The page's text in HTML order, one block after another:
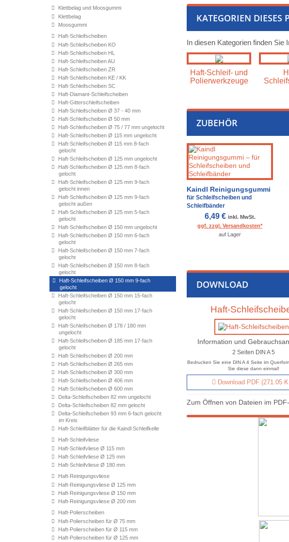
Klettbelag und Moosgummi
Klettbelag
Moosgummi
Haft-Schleifscheiben
Haft-Schleifscheiben KO
Haft-Schleifscheiben HL
Haft-Schleifscheiben AU
Haft-Schleifscheiben ZR
Haft-Schleifscheiben KE / KK
Haft-Schleifscheiben SC
Haft-Diamant-Schleifscheiben
Haft-Gitterschleifscheiben
Haft-Schleifscheiben Ø 37 - 40 mm
Haft-Schleifscheiben Ø 50 mm
Haft-Schleifscheiben Ø 75 / 77 mm ungelocht
Haft-Schleifscheiben Ø 115 mm ungelocht
Haft-Schleifscheiben Ø 115 mm 8-fach
gelocht
Haft-Schleifscheiben Ø 125 mm ungelocht
Haft-Schleifscheiben Ø 125 mm 8-fach
gelocht
Haft-Schleifscheiben Ø 125 mm 9-fach
gelocht innen
Haft-Schleifscheiben Ø 125 mm 9-fach
gelocht außen
Haft-Schleifscheiben Ø 125 mm 5-fach
gelocht
Haft-Schleifscheiben Ø 150 mm ungelocht
Haft-Schleifscheiben Ø 150 mm 6-fach
gelocht
Haft-Schleifscheiben Ø 150 mm 7-fach
gelocht
Haft-Schleifscheiben Ø 150 mm 8-fach
gelocht
Haft-Schleifscheiben Ø 150 mm 9-fach
gelocht
Haft-Schleifscheiben Ø 150 mm 15-fach
gelocht
Haft-Schleifscheiben Ø 150 mm 17-fach
gelocht
Haft-Schleifscheiben Ø 178 / 180 mm
ungelocht
Haft-Schleifscheiben Ø 185 mm 17-fach
gelocht
Haft-Schleifscheiben Ø 200 mm
Haft-Schleifscheiben Ø 265 mm
Haft-Schleifscheiben Ø 300 mm
Haft-Schleifscheiben Ø 406 mm
Haft-Schleifscheiben Ø 600 mm
Delta-Schleifscheiben 82 mm ungelocht
Delta-Schleifscheiben 82 mm gelocht
Delta-Schleifscheiben 93 mm 6-fach gelocht
im Kreis
Haft-Schleifblätter für die Kaindl Schleifkelle
Haft-Schleifvliese
Haft-Schleifvliese Ø 115 mm
Haft-Schleifvliese Ø 125 mm
Haft-Schleifvliese Ø 180 mm
Haft-Reinigungsvliese
Haft-Reinigungsvliese Ø 125 mm
Haft-Reinigungsvliese Ø 150 mm
Haft-Reinigungsvliese Ø 200 mm
Haft-Polierscheiben
Haft-Polierscheiben für Ø 75 mm
Haft-Polierscheiben für Ø 115 mm
Haft-Polierscheiben für Ø 125 mm
KATEGORIEN DIESES
In diesen Kategorien finden Sie
Haft-Schleif- und
Polierwerkzeuge
ZUBEHÖR
Kaindl Reinigungsgummi
für Schleifscheiben und
Schleifbänder
6,49 € inkl. MwSt.
ggf. zzgl. Versandkosten*
auf Lager
DOWNLOAD
Haft-
Information und
2 Seiten DIN A 5
Bedrucken Sie eine DIN A 4 Seite im
Sie diese dann einmal!
Download PDF (271.05
Zum Öffnen von Dateien im